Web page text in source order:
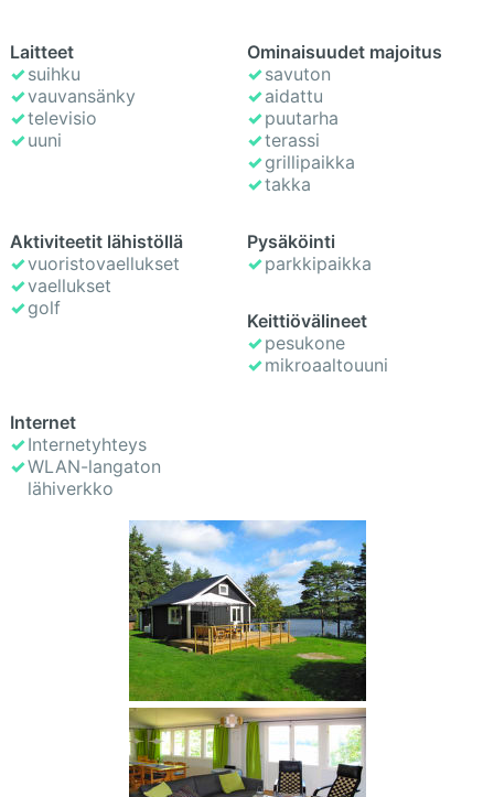
Laitteet
suihku
vauvansänky
televisio
uuni
Ominaisuudet majoitus
savuton
aidattu
puutarha
terassi
grillipaikka
takka
Aktiviteetit lähistöllä
vuoristovaellukset
vaellukset
golf
Pysäköinti
parkkipaikka
Keittiövälineet
pesukone
mikroaaltouuni
Internet
Internetyhteys
WLAN-langaton
lähiverkko